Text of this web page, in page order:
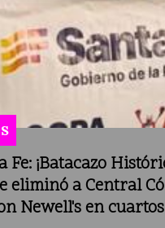
Fe: ¡Batacazo
eliminó a Central
Newell's en cuartos